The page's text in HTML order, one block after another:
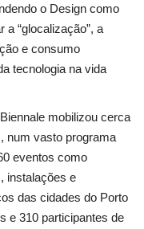
o Design como
a “glocalização”, a
e consumo
tecnologia na vida
mobilizou cerca
num vasto programa
eventos como
instalações e
das cidades do Porto
e 310 participantes de